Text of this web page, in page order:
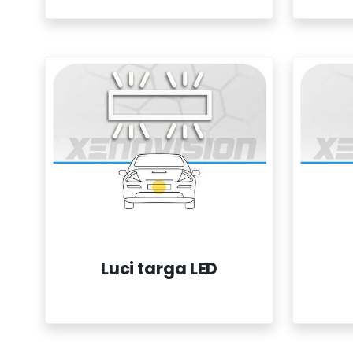
Luci targa LED